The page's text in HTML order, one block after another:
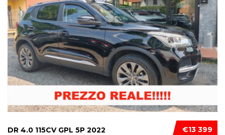
€13 399
DR 4.0 115CV GPL 5P 2022